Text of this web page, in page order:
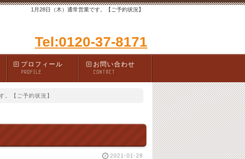
1月28日（木）通常営業です。【ご予約状況】
Tel:0120-37-8171
プロフィール
PROFILE
お問い合わせ
CONTACT
。【ご予約状況】
2021-01-28